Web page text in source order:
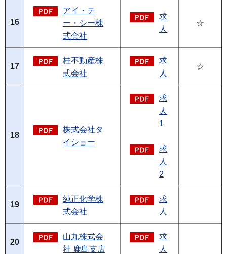
16
アイ・テ
ー・シー株
式会社
求
人
☆
17
桂不動産株
式会社
求
人
☆
18
株式会社タ
イショー
求
人
1
求
人
2
19
純正化学株
式会社
求
人
20
山九株式会
社 鹿島支店
求
人